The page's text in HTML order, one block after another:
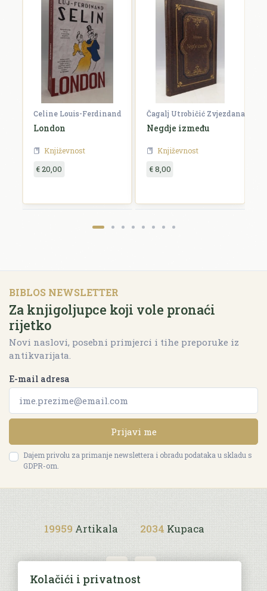
Celine Louis-Ferdinand
London
Književnost
€ 20,00
Čagalj Utrobičić Zvjezdana
Negdje između
Književnost
€ 8,00
BIBLOS NEWSLETTER
Za knjigoljupce koji vole pronaći
rijetko
Novi naslovi, posebni primjerci i tihe preporuke iz
antikvarijata.
E-mail adresa
Prijavi me
Dajem privolu za primanje newslettera i obradu podataka u skladu s
GDPR-om.
19959 Artikala 2034 Kupaca
Kolačići i privatnost